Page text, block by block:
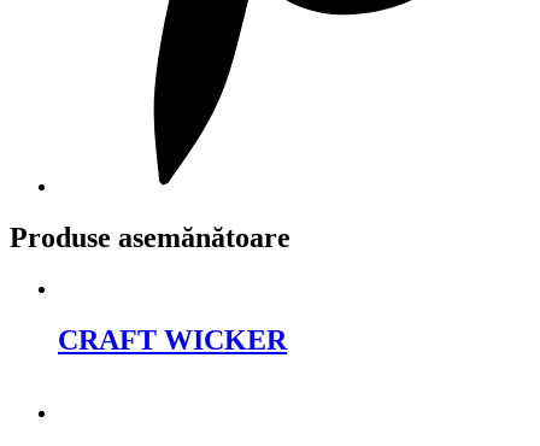
Produse asemănătoare
CRAFT WICKER